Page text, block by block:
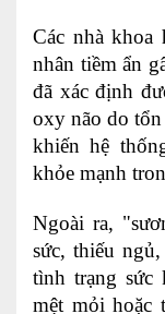
Các nhà khoa
nhân tiềm ẩn
đã xác định
oxy não do
khiến hệ
khỏe mạnh
Ngoài ra,
sức, thiếu
tình trạng sức
mệt mỏi hoặc